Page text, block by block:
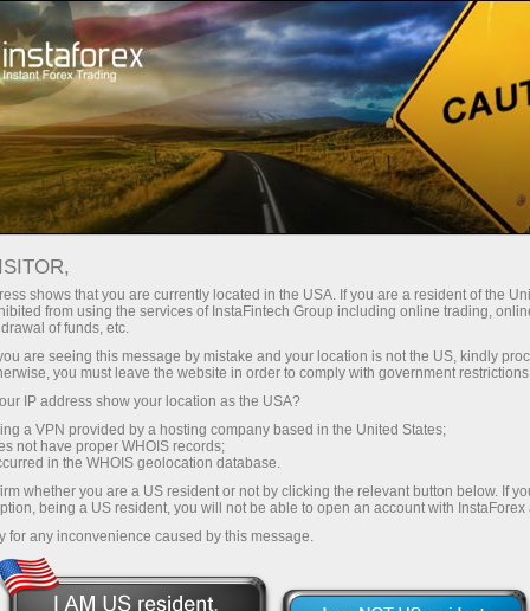
For Traders Forex Analytics
InstaForex TV
Forex TV News
shows that you are currently located in the USA. If you are a resident of the
from using the services of InstaFintech Group including online trading,
of funds, etc.
are seeing this message by mistake and your location is not the US, kindly
you must leave the website in order to comply with government
IP address show your location as the USA?
a VPN provided by a hosting company based in the United States;
not have proper WHOIS records;
in the WHOIS geolocation database.
whether you are a US resident or not by clicking the relevant button below. If
being a US resident, you will not be able to open an account with InstaForex
for any inconvenience caused by this message.